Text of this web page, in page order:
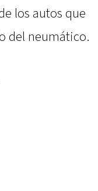
los autos que
del neumático.